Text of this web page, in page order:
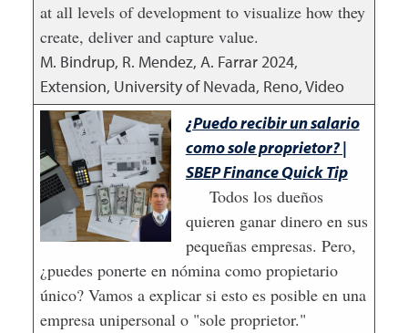
at all levels of development to visualize how they
create, deliver and capture value.
M. Bindrup, R. Mendez, A. Farrar2024,
Extension, University of Nevada, Reno, Video
¿Puedo recibir un salario
como sole proprietor? |
SBEP Finance Quick Tip
Todos los dueños
quieren ganar dinero en sus
pequeñas empresas. Pero,
¿puedes ponerte en nómina como propietario
único? Vamos a explicar si esto es posible en una
empresa unipersonal o "sole proprietor."